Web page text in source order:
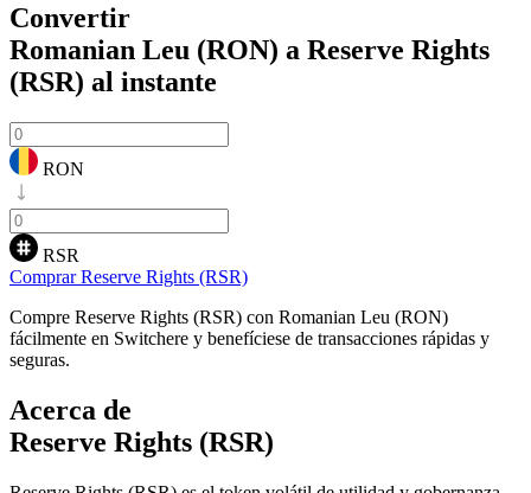
Convertir
Romanian Leu (RON) a Reserve Rights
(RSR) al instante
RON
RSR
Comprar Reserve Rights (RSR)
Compre Reserve Rights (RSR) con Romanian Leu (RON)
fácilmente en Switchere y benefíciese de transacciones rápidas y
seguras.
Acerca de
Reserve Rights (RSR)